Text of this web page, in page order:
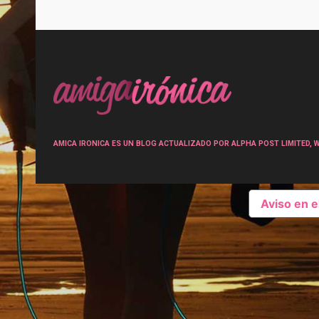
AMICA IRONICA ES UN BLOG ACTUALIZADO POR ALPHA POST
Aviso en